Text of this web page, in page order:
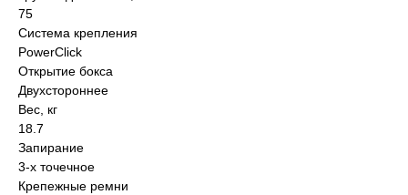
75
Система крепления
PowerClick
Открытие бокса
Двухстороннее
Вес, кг
18.7
Запирание
3-х точечное
Крепежные ремни